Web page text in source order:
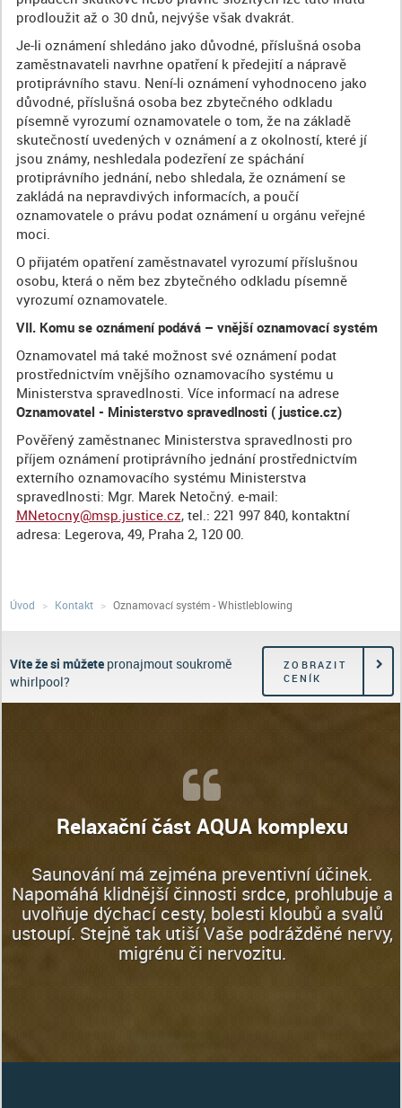
prodloužit až o 30 dnů, nejvýše však dvakrát.
Je-li oznámení shledáno jako důvodné, příslušná osoba
zaměstnavateli navrhne opatření k předejití a nápravě
protiprávního stavu. Není-li oznámení vyhodnoceno jako
důvodné, příslušná osoba bez zbytečného odkladu
písemně vyrozumí oznamovatele o tom, že na základě
skutečností uvedených v oznámení a z okolností, které jí
jsou známy, neshledala podezření ze spáchání
protiprávního jednání, nebo shledala, že oznámení se
zakládá na nepravdivých informacích, a poučí
oznamovatele o právu podat oznámení u orgánu veřejné
moci.
O přijatém opatření zaměstnavatel vyrozumí příslušnou
osobu, která o něm bez zbytečného odkladu písemně
vyrozumí oznamovatele.
VII. Komu se oznámení podává – vnější oznamovací systém
Oznamovatel má také možnost své oznámení podat
prostřednictvím vnějšího oznamovacího systému u
Ministerstva spravedlnosti. Více informací na adrese
Oznamovatel - Ministerstvo spravedlnosti ( justice.cz)
Pověřený zaměstnanec Ministerstva spravedlnosti pro
příjem oznámení protiprávního jednání prostřednictvím
externího oznamovacího systému Ministerstva
spravedlnosti: Mgr. Marek Netočný. e-mail:
MNetocny@msp.justice.cz, tel.: 221 997 840, kontaktní
adresa: Legerova, 49, Praha 2, 120 00.
Úvod Kontakt Oznamovací systém - Whistleblowing
Víte že si můžetepronajmout soukromě
whirlpool?
ZOBRAZIT
CENÍK
Relaxační část AQUA komplexu
Saunování má zejména preventivní účinek.
Napomáhá klidnější činnosti srdce, prohlubuje a
uvolňuje dýchací cesty, bolesti kloubů a svalů
ustoupí. Stejně tak utiší Vaše podrážděné nervy,
migrénu či nervozitu.